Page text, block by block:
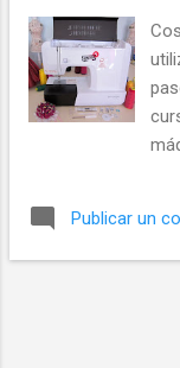
de
Publicar un